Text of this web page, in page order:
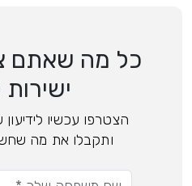
כל מה שאתם
ישירות
הצטרפו עכשיו
ותקבלו את מה